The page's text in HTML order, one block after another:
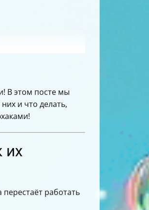
В этом посте мы
и что делать,
их
перестаёт работать